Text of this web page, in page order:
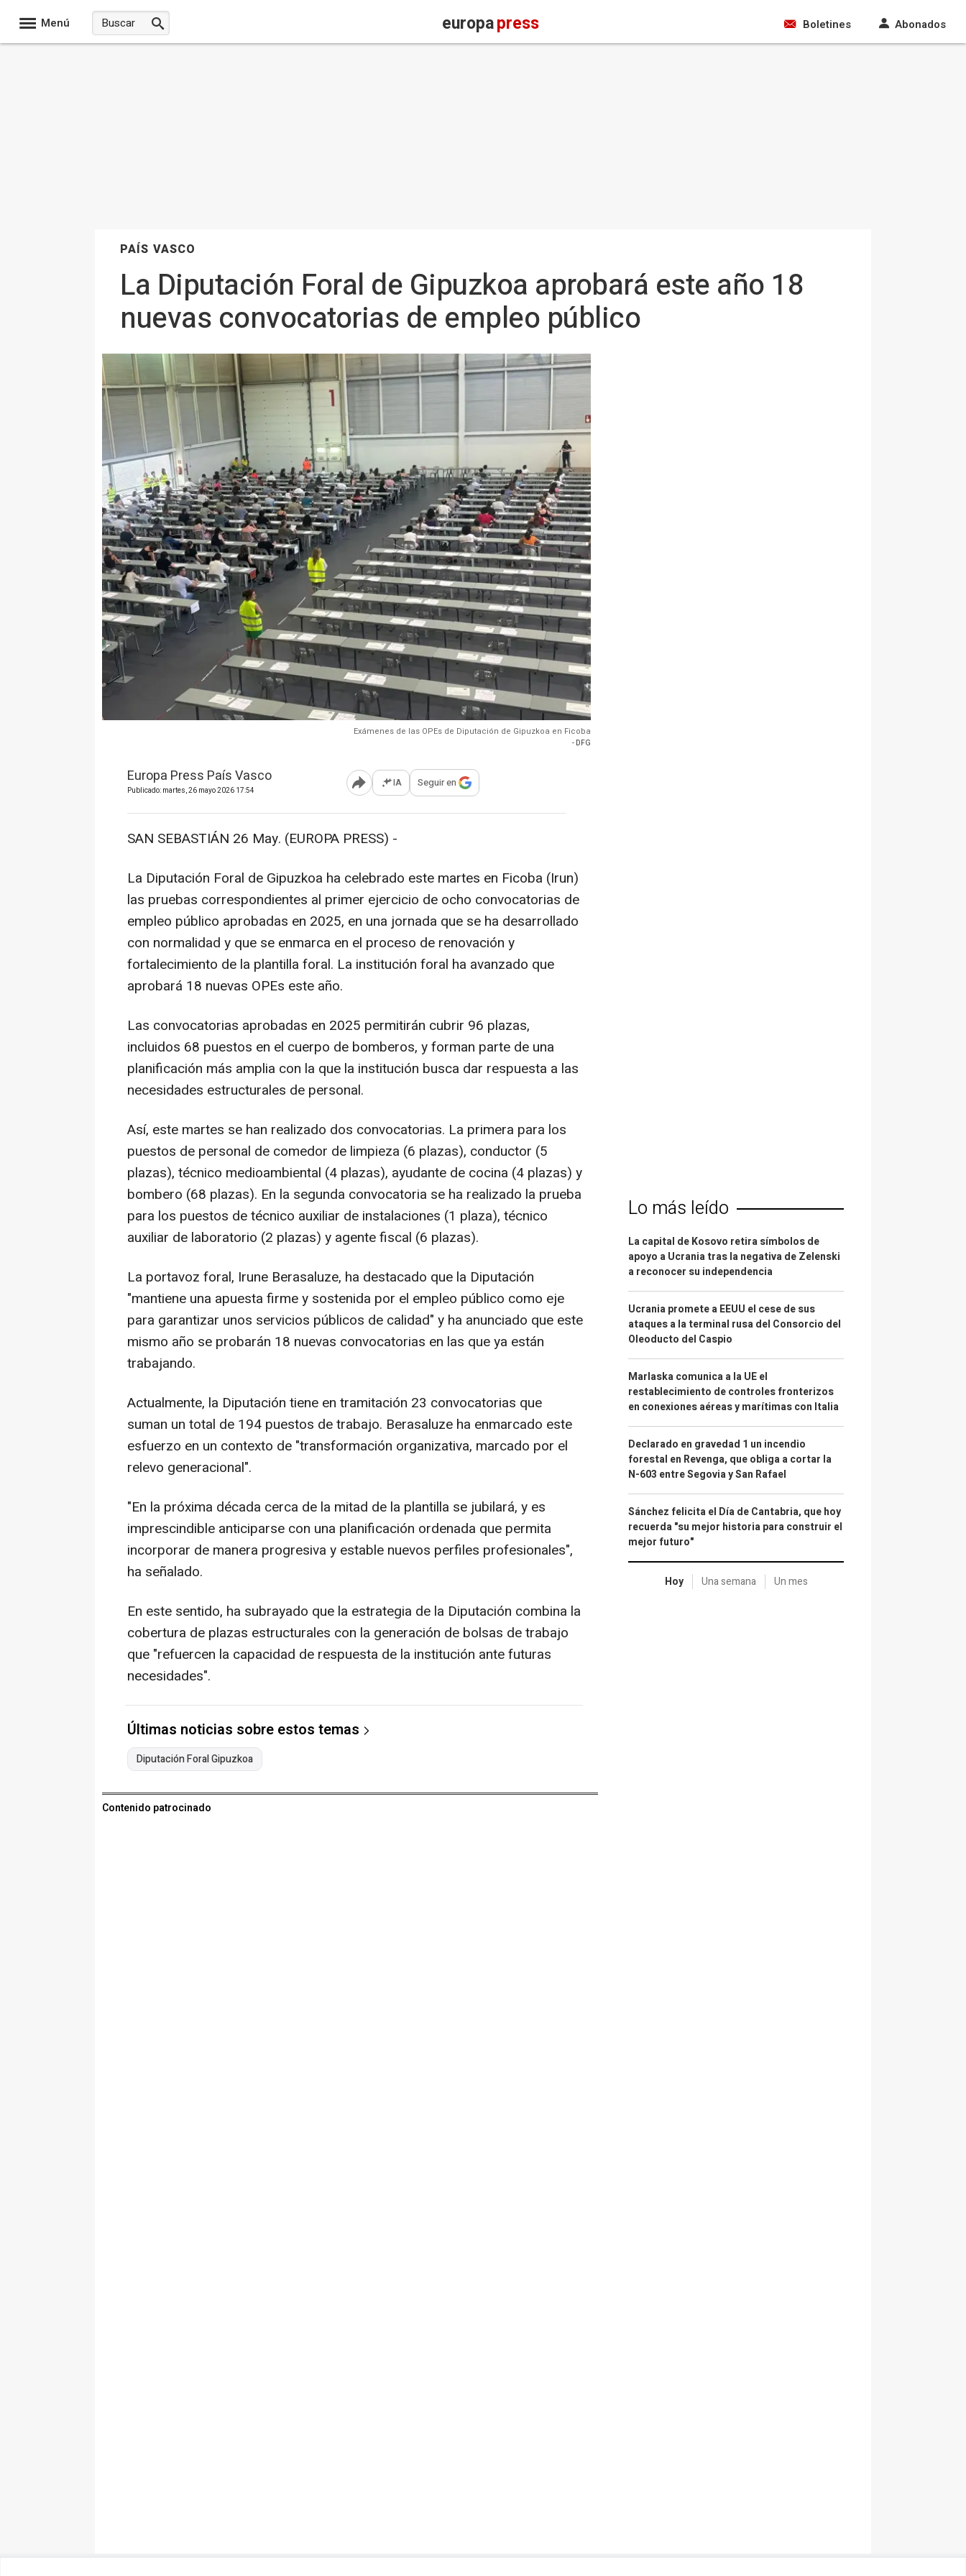
Menú europapress Boletines Abonados
PAÍS VASCO
La Diputación Foral de Gipuzkoa aprobará este año 18
nuevas convocatorias de empleo público
Exámenes de las OPEs de Diputación de Gipuzkoa en Ficoba
- DFG
Europa Press País Vasco
Publicado: martes, 26 mayo 2026 17:54 Abrir opciones para compartir
IA Seguir en
SAN SEBASTIÁN 26 May. (EUROPA PRESS) -
La Diputación Foral de Gipuzkoa ha celebrado este martes en Ficoba (Irun)
las pruebas correspondientes al primer ejercicio de ocho convocatorias de
empleo público aprobadas en 2025, en una jornada que se ha desarrollado
con normalidad y que se enmarca en el proceso de renovación y
fortalecimiento de la plantilla foral. La institución foral ha avanzado que
aprobará 18 nuevas OPEs este año.
Las convocatorias aprobadas en 2025 permitirán cubrir 96 plazas,
incluidos 68 puestos en el cuerpo de bomberos, y forman parte de una
planificación más amplia con la que la institución busca dar respuesta a las
necesidades estructurales de personal.
Así, este martes se han realizado dos convocatorias. La primera para los
puestos de personal de comedor de limpieza (6 plazas), conductor (5
plazas), técnico medioambiental (4 plazas), ayudante de cocina (4 plazas) y
bombero (68 plazas). En la segunda convocatoria se ha realizado la prueba
para los puestos de técnico auxiliar de instalaciones (1 plaza), técnico
auxiliar de laboratorio (2 plazas) y agente fiscal (6 plazas).
La portavoz foral, Irune Berasaluze, ha destacado que la Diputación
"mantiene una apuesta firme y sostenida por el empleo público como eje
para garantizar unos servicios públicos de calidad" y ha anunciado que este
mismo año se probarán 18 nuevas convocatorias en las que ya están
trabajando.
Actualmente, la Diputación tiene en tramitación 23 convocatorias que
suman un total de 194 puestos de trabajo. Berasaluze ha enmarcado este
esfuerzo en un contexto de "transformación organizativa, marcado por el
relevo generacional".
"En la próxima década cerca de la mitad de la plantilla se jubilará, y es
imprescindible anticiparse con una planificación ordenada que permita
incorporar de manera progresiva y estable nuevos perfiles profesionales",
ha señalado.
En este sentido, ha subrayado que la estrategia de la Diputación combina la
cobertura de plazas estructurales con la generación de bolsas de trabajo
que "refuercen la capacidad de respuesta de la institución ante futuras
necesidades".
Últimas noticias sobre estos temas
Diputación Foral Gipuzkoa
Contenido patrocinado
Lo más leído
La capital de Kosovo retira símbolos de
apoyo a Ucrania tras la negativa de Zelenski
a reconocer su independencia
Ucrania promete a EEUU el cese de sus
ataques a la terminal rusa del Consorcio del
Oleoducto del Caspio
Marlaska comunica a la UE el
restablecimiento de controles fronterizos
en conexiones aéreas y marítimas con Italia
Declarado en gravedad 1 un incendio
forestal en Revenga, que obliga a cortar la
N-603 entre Segovia y San Rafael
Sánchez felicita el Día de Cantabria, que hoy
recuerda "su mejor historia para construir el
mejor futuro"
Hoy Una semana Un mes